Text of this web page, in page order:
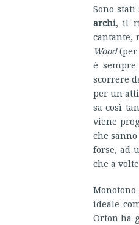
Sono
archi, il
cantante,
Wood(per
è
scorrere
per un
sa così
viene
che
forse, ad
che a
ideale
Orton ha